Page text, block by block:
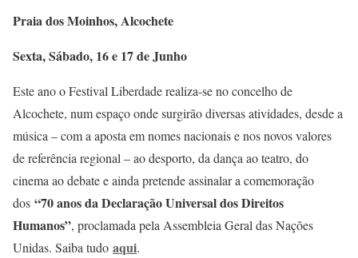
Praia dos Moinhos, Alcochete
Sexta, Sábado, 16 e 17 de Junho
Este ano o Festival Liberdade realiza-se no concelho de
Alcochete, num espaço onde surgirão diversas atividades, desde a
música – com a aposta em nomes nacionais e nos novos valores
de referência regional – ao desporto, da dança ao teatro, do
cinema ao debate e ainda pretende assinalar a comemoração
dos “70 anos da Declaração Universal dos Direitos
Humanos”, proclamada pela Assembleia Geral das Nações
Unidas. Saiba tudo aqui.